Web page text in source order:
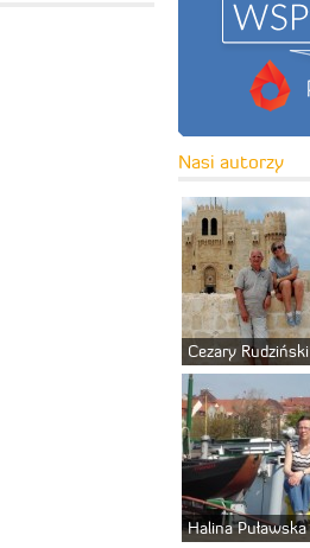
Nasi autorzy
Cezary Rudziński
Halina Puławska